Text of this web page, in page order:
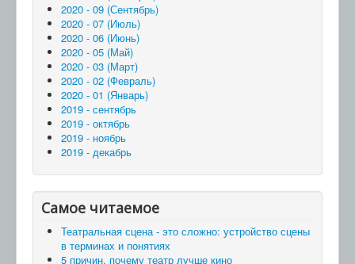
2020 - 09 (Сентябрь)
2020 - 07 (Июль)
2020 - 06 (Июнь)
2020 - 05 (Май)
2020 - 03 (Март)
2020 - 02 (Февраль)
2020 - 01 (Январь)
2019 - сентябрь
2019 - октябрь
2019 - ноябрь
2019 - декабрь
Самое читаемое
Театральная сцена - это сложно: устройство сцены
в терминах и понятиях
5 причин, почему театр лучше кино